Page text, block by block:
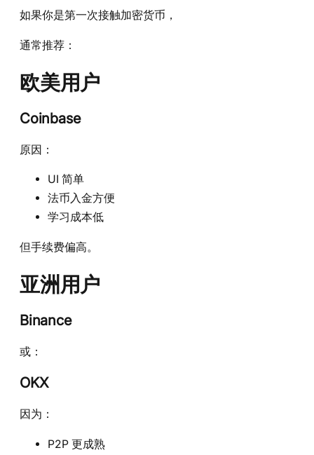
如果你是第一次接触加密货币，
通常推荐：
欧美用户
Coinbase
原因：
UI 简单
法币入金方便
学习成本低
但手续费偏高。
亚洲用户
Binance
或：
OKX
因为：
P2P 更成熟